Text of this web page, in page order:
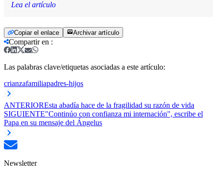
Lea el artículo
Copiar el enlace Archivar artículo
Compartir en :
Las palabras clave/etiquetas asociadas a este artículo:
crianzafamiliapadres-hijos
ANTERIOREsta abadía hace de la fragilidad su razón de vida
SIGUIENTE"Continúo con confianza mi internación", escribe el
Papa en su mensaje del Ángelus
Newsletter